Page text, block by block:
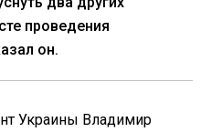
проведения
он.
Украины Владимир